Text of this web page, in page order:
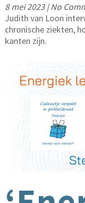
8 mei 2023 |No
Judith van Loon
chronische ziekten,
kanten zijn.